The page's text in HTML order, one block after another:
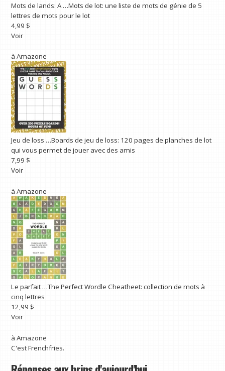
Mots de lands: A …Mots de lot: une liste de mots de génie de 5
lettres de mots pour le lot
4,99 $
Voir
àAmazone
Jeu de loss …Boards de jeu de loss: 120 pages de planches de lot
qui vous permet de jouer avec des amis
7,99 $
Voir
àAmazone
Le parfait …The Perfect Wordle Cheatheet: collection de mots à
cinq lettres
12,99 $
Voir
àAmazone
C'est Frenchfries.